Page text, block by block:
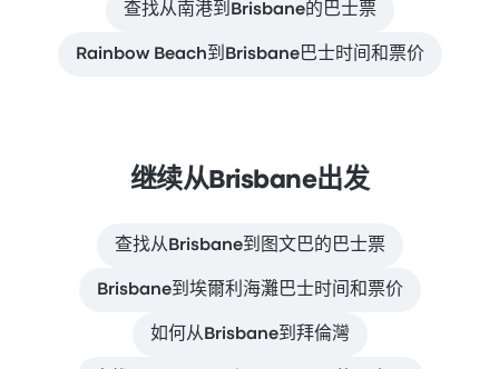
查找从南港到Brisbane的巴士票
Rainbow Beach到Brisbane巴士时间和票价
继续从Brisbane出发
查找从Brisbane到图文巴的巴士票
Brisbane到埃爾利海灘巴士时间和票价
如何从Brisbane到拜倫灣